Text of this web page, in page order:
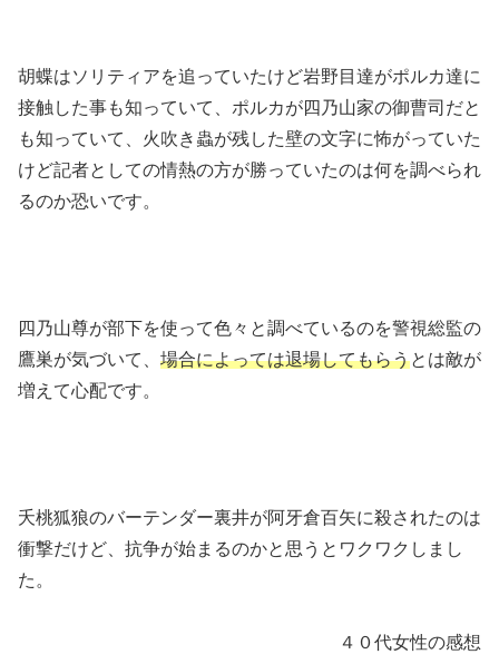
胡蝶はソリティアを追っていたけど岩野目達がポルカ達に
接触した事も知っていて、ポルカが四乃山家の御曹司だと
も知っていて、火吹き蟲が残した壁の文字に怖がっていた
けど記者としての情熱の方が勝っていたのは何を調べられ
るのか恐いです。
四乃山尊が部下を使って色々と調べているのを警視総監の
鷹巣が気づいて、 場合によっては退場してもらうとは敵が
増えて心配です。
夭桃狐狼のバーテンダー裏井が阿牙倉百矢に殺されたのは
衝撃だけど、抗争が始まるのかと思うとワクワクしまし
た。
４０代女性の感想